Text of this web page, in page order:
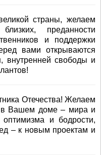
страны, желаем
преданности
и поддержки
вами открываются
внутренней свободы и
Отечества! Желаем
в Вашем доме – мира и
и бодрости,
– к новым проектам и